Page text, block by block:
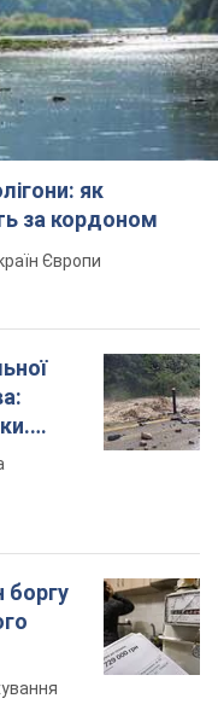
як
за кордоном
Європи
боргу